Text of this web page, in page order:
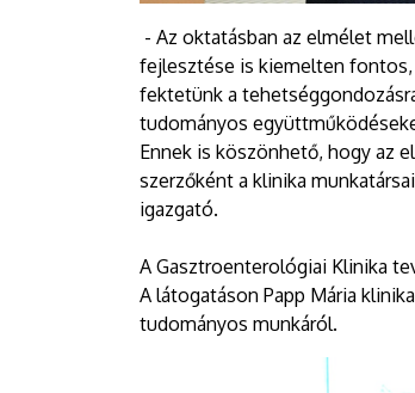
- Az oktatásban az elmélet
fejlesztése is kiemelten
fektetünk a
tudományos
Ennek is köszönhető, hogy az
szerzőként a klinika
igazgató.
A Gasztroenterológiai Klinika
A látogatáson Papp Mária
tudományos munkáról.